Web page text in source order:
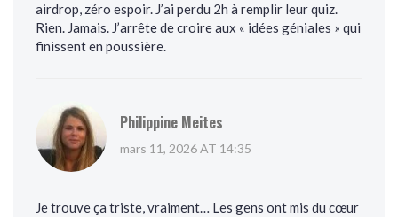
airdrop, zéro espoir. J’ai perdu 2h à remplir leur quiz.
Rien. Jamais. J’arrête de croire aux « idées géniales » qui
finissent en poussière.
Philippine Meites
mars 11, 2026 AT 14:35
Je trouve ça triste, vraiment… Les gens ont mis du cœur